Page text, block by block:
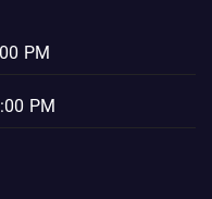
PM
PM